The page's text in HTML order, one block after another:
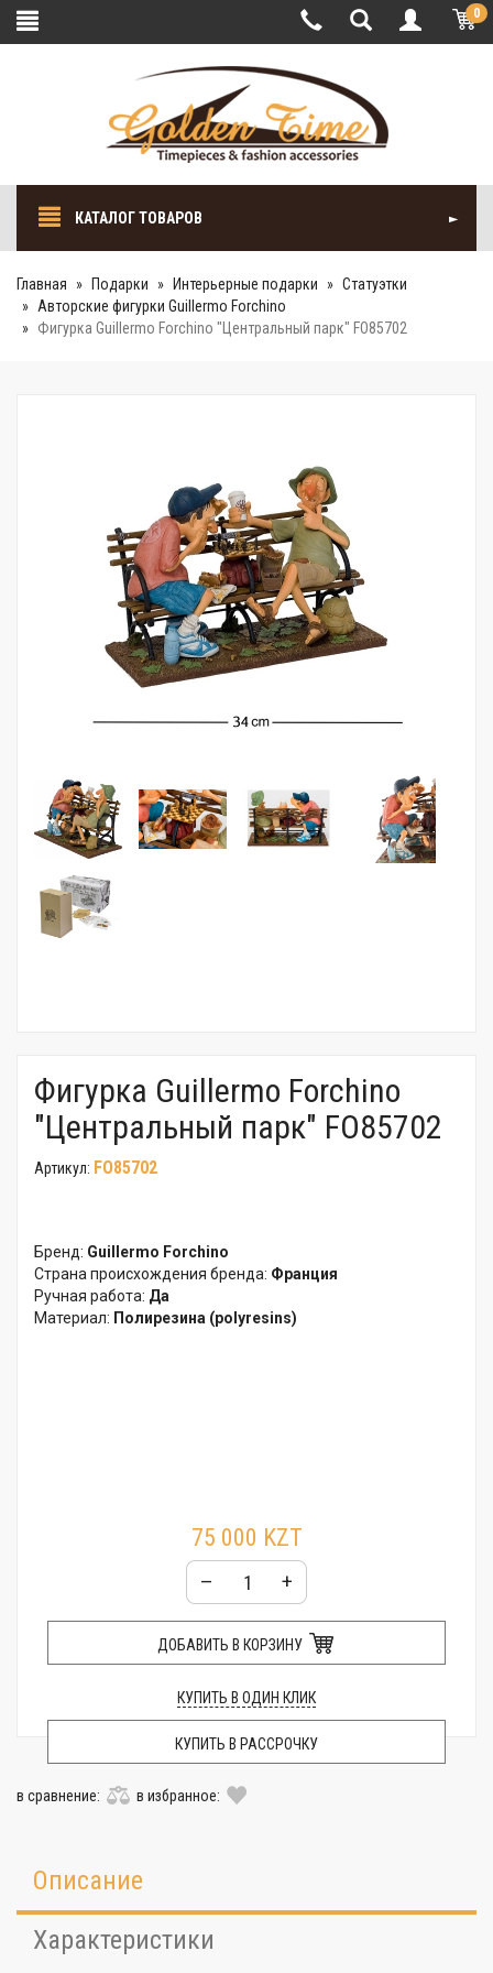
0
КАТАЛОГ ТОВАРОВ
Главная Подарки Интерьерные подарки
Cтатуэтки
Авторские фигурки Guillermo Forchino
Фигурка Guillermo Forchino "Центральный парк" FO85702
Фигурка Guillermo Forchino
"Центральный парк" FO85702
Артикул: FO85702
Бренд: Guillermo Forchino
Страна происхождения бренда: Франция
Ручная работа: Да
Материал: Полирезина (polyresins)
75 000 KZT
– +
ДОБАВИТЬ В КОРЗИНУ
КУПИТЬ В ОДИН КЛИК
КУПИТЬ В РАССРОЧКУ
в сравнение: в избранное:
Описание
Характеристики